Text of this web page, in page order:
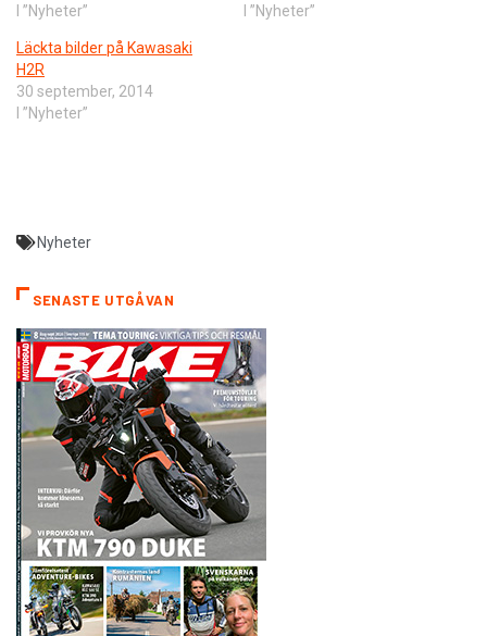
I ”Nyheter”
I ”Nyheter”
Läckta bilder på Kawasaki
H2R
30 september, 2014
I ”Nyheter”
Nyheter
SENASTE UTGÅVAN